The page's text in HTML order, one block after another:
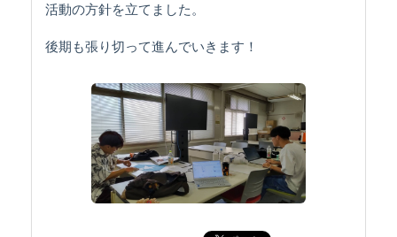
活動の方針を立てました。
後期も張り切って進んでいきます！